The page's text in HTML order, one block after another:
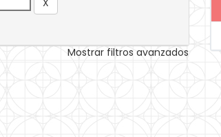
Mostrar filtros avanzados